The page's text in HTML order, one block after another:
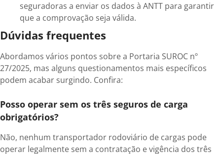
seguradoras a enviar os dados à ANTT para garantir
que a comprovação seja válida.
Dúvidas frequentes
Abordamos vários pontos sobre a Portaria SUROC nº
27/2025, mas alguns questionamentos mais específicos
podem acabar surgindo. Confira:
Posso operar sem os três seguros de carga
obrigatórios?
Não, nenhum transportador rodoviário de cargas pode
operar legalmente sem a contratação e vigência dos três